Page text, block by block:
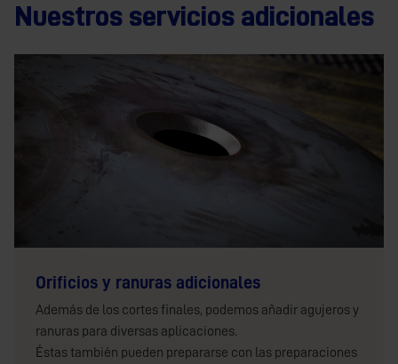
Nuestros servicios adicionales
Orificios y ranuras adicionales
Además de los cortes finales, podemos añadir agujeros y
ranuras para diversas aplicaciones.
Éstas también pueden prepararse con las preparaciones